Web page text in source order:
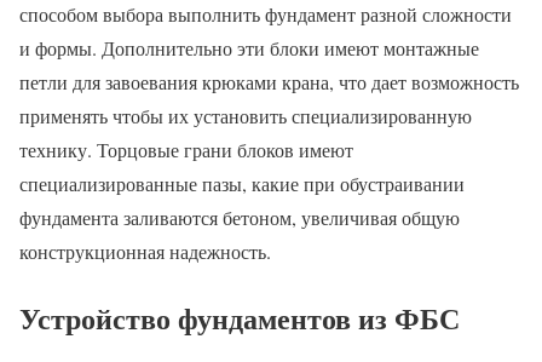
способом выбора выполнить фундамент разной сложности
и формы. Дополнительно эти блоки имеют монтажные
петли для завоевания крюками крана, что дает возможность
применять чтобы их установить специализированную
технику. Торцовые грани блоков имеют
специализированные пазы, какие при обустраивании
фундамента заливаются бетоном, увеличивая общую
конструкционная надежность.
Устройство фундаментов из ФБС